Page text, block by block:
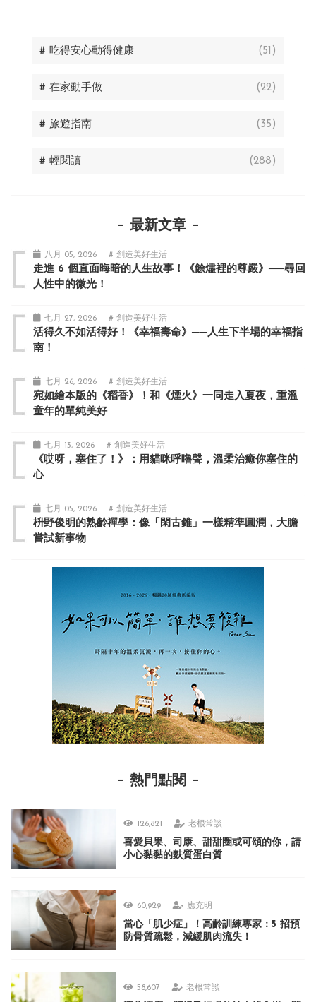
# 吃得安心動得健康 (51)
# 在家動手做 (22)
# 旅遊指南 (35)
# 輕閱讀 (288)
最新文章
八月 05, 2026 # 創造美好生活
走進 6 個直面晦暗的人生故事！《餘燼裡的尊嚴》──尋回
人性中的微光！
七月 27, 2026 # 創造美好生活
活得久不如活得好！《幸福壽命》──人生下半場的幸福指
南！
七月 26, 2026 # 創造美好生活
宛如繪本版的《稻香》！和《煙火》一同走入夏夜，重溫
童年的單純美好
七月 13, 2026 # 創造美好生活
《哎呀，塞住了！》：用貓咪呼嚕聲，溫柔治癒你塞住的
心
七月 05, 2026 # 創造美好生活
枡野俊明的熟齡禪學：像「閑古錐」一樣精準圓潤，大膽
嘗試新事物
熱門點閱
126,821 老根常談
喜愛貝果、司康、甜甜圈或可頌的你，請
小心黏黏的麩質蛋白質
60,929 應充明
當心「肌少症」！高齡訓練專家：5 招預
防骨質疏鬆，減緩肌肉流失！
58,607 老根常談